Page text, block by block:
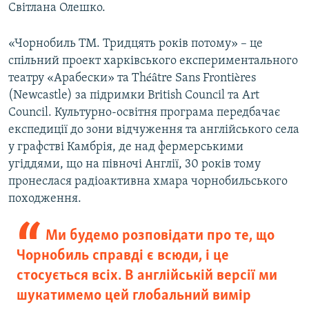
Світлана Олешко.
«Чорнобиль TM. Тридцять років потому» – це
спільний проект харківського експериментального
театру «Арабески» та Théâtre Sans Frontières
(Newcastle) за підримки British Council та Art
Council. Культурно-освітня програма передбачає
експедиції до зони відчуження та англійського села
у графстві Камбрія, де над фермерськими
угіддями, що на півночі Англії, 30 років тому
пронеслася радіоактивна хмара чорнобильського
походження.
Ми будемо розповідати про те, що
Чорнобиль справді є всюди, і це
стосується всіх. В англійській версії ми
шукатимемо цей глобальний вимір